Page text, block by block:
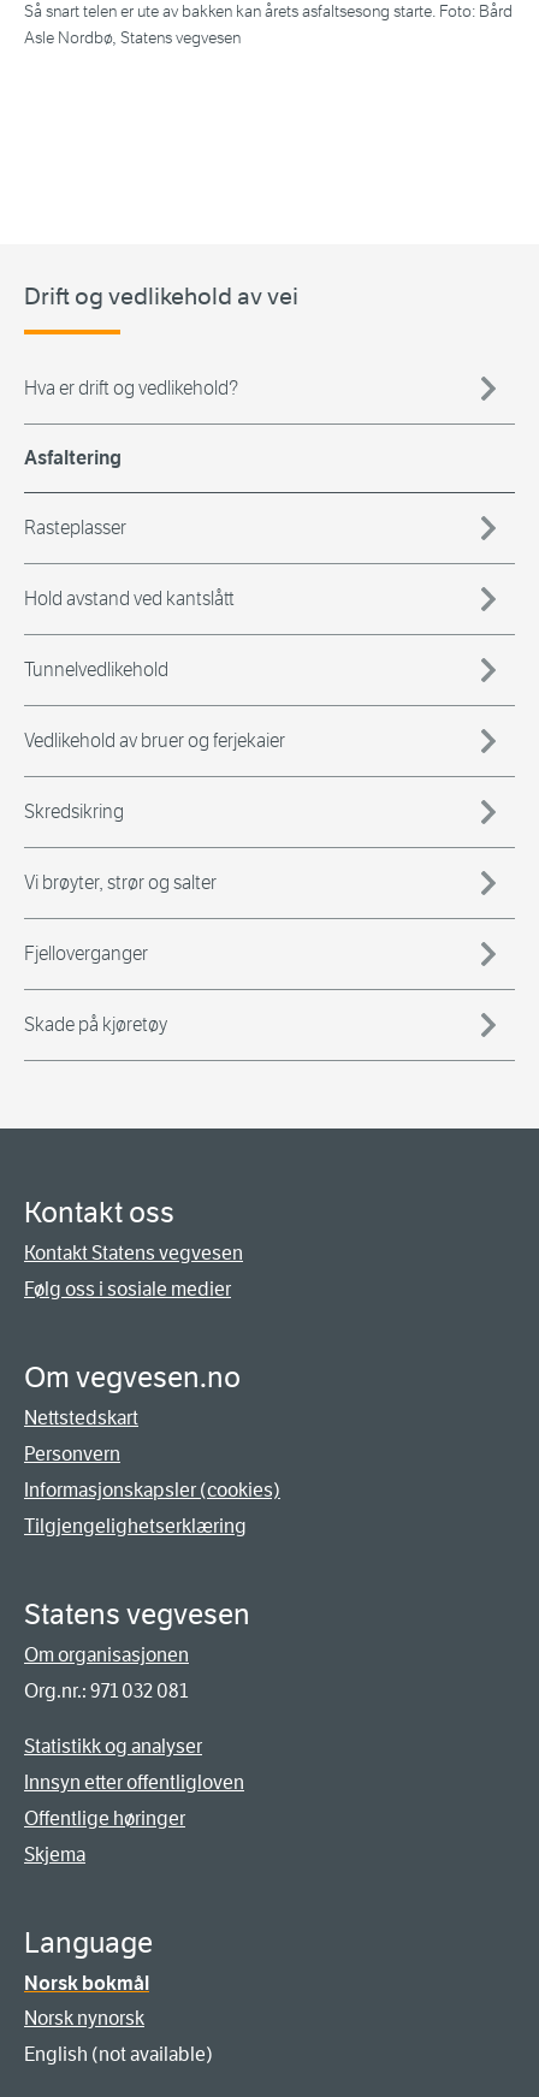
Så snart telen er ute av bakken kan årets asfaltsesong starte. Foto: Bård
Asle Nordbø, Statens vegvesen
Drift og vedlikehold av vei
Hva er drift og vedlikehold?
Asfaltering
Rasteplasser
Hold avstand ved kantslått
Tunnelvedlikehold
Vedlikehold av bruer og ferjekaier
Skredsikring
Vi brøyter, strør og salter
Fjelloverganger
Skade på kjøretøy
Kontakt oss
Kontakt Statens vegvesen
Følg oss i sosiale medier
Om vegvesen.no
Nettstedskart
Personvern
Informasjonskapsler (cookies)
Tilgjengelighetserklæring
Statens vegvesen
Om organisasjonen
Org.nr.: 971 032 081
Statistikk og analyser
Innsyn etter offentligloven
Offentlige høringer
Skjema
Language
Norsk bokmål
Norsk nynorsk
English (not available)